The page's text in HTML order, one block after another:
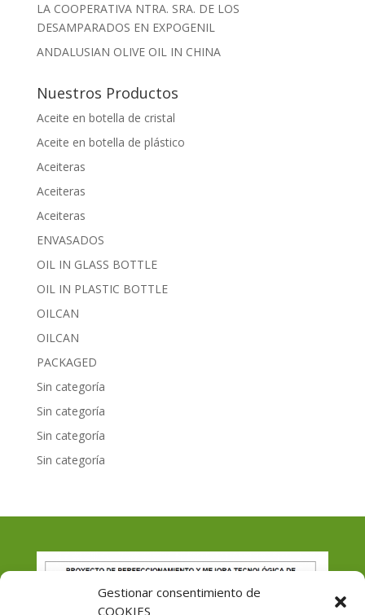
Gestionar consentimiento de
COOKIES
LA COOPERATIVA NTRA. SRA. DE LOS
DESAMPARADOS EN EXPOGENIL
ANDALUSIAN OLIVE OIL IN CHINA
Nuestros Productos
Aceite en botella de cristal
Aceite en botella de plástico
Aceiteras
Aceiteras
Aceiteras
ENVASADOS
OIL IN GLASS BOTTLE
OIL IN PLASTIC BOTTLE
OILCAN
OILCAN
PACKAGED
Sin categoría
Sin categoría
Sin categoría
Sin categoría